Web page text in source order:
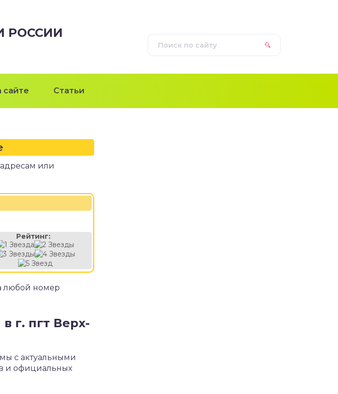
РОССИИ
сайте Статьи
или
Рейтинг:
любой номер
г. пгт Верх-
с актуальными
и официальных